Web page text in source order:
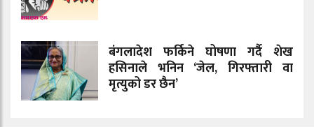
बंगलादेश फर्किने घोषणा गर्दै शेख
हसिनाले भनिन ‘जेल, गिरफ्तारी वा
मृत्युको डर छैन’